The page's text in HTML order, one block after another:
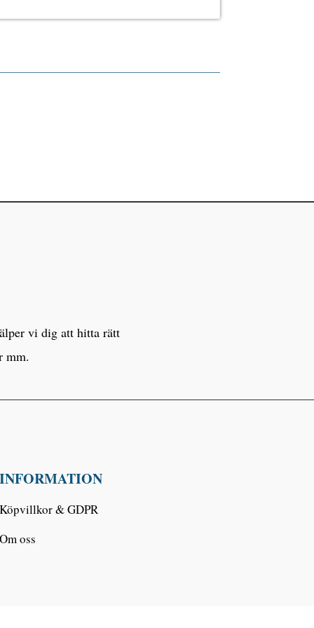
vi dig att hitta rätt
mm.
& GDPR
oss